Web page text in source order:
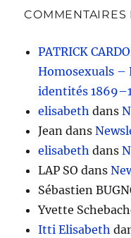
COMMENTAIRES
PATRICK
Homosexuals –
identités
elisabeth dans
Jean dans
elisabeth dans
LAP SO dans
Sébastien
Yvette
Itti Elisabeth